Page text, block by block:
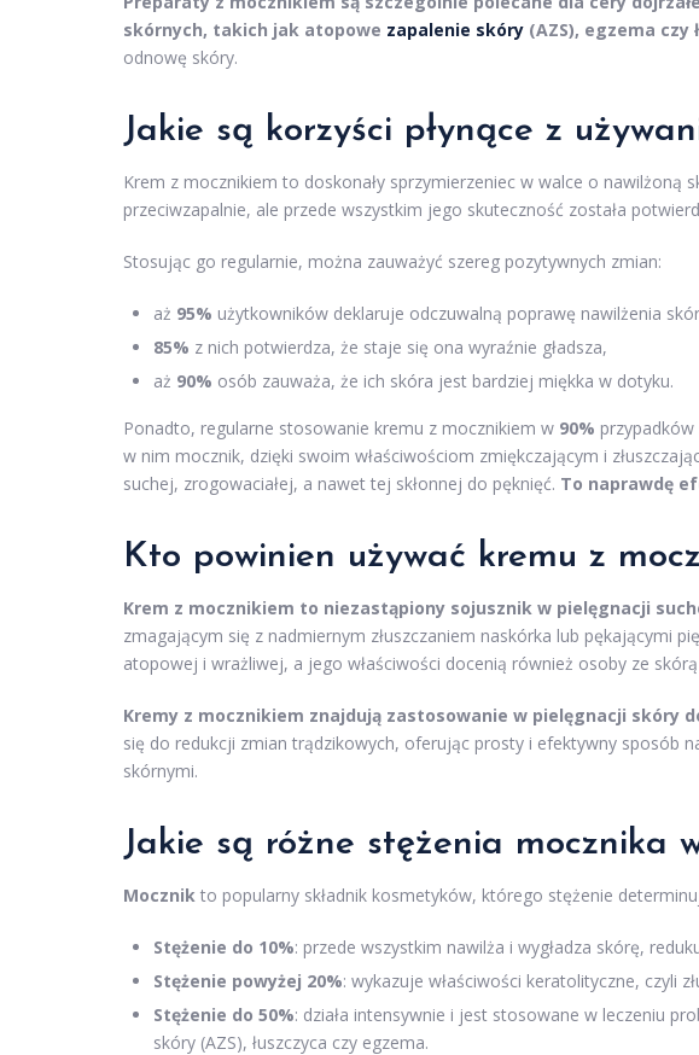
skórnych, takich jak atopowe zapalenie skóry (AZS), egzema czy
odnowę skóry.
Jakie są korzyści płynące z
Krem z mocznikiem to doskonały sprzymierzeniec w walce o nawilżoną
przeciwzapalnie, ale przede wszystkim jego skuteczność została
Stosując go regularnie, można zauważyć szereg pozytywnych zmian:
aż 95% użytkowników deklaruje odczuwalną poprawę nawilżenia
85% z nich potwierdza, że staje się ona wyraźnie gładsza,
aż 90% osób zauważa, że ich skóra jest bardziej miękka w dotyku.
Ponadto, regularne stosowanie kremu z mocznikiem w 90%
w nim mocznik, dzięki swoim właściwościom zmiękczającym i
suchej, zrogowaciałej, a nawet tej skłonnej do pęknięć. To naprawdę
Kto powinien używać kremu z
Krem z mocznikiem to niezastąpiony sojusznik w pielęgnacji
zmagającym się z nadmiernym złuszczaniem naskórka lub pękającymi
atopowej i wrażliwej, a jego właściwości docenią również osoby ze
Kremy z mocznikiem znajdują zastosowanie w pielęgnacji skóry
się do redukcji zmian trądzikowych, oferując prosty i efektywny sposób
skórnymi.
Jakie są różne stężenia mocznika
Mocznik to popularny składnik kosmetyków, którego stężenie
Stężenie do 10%: przede wszystkim nawilża i wygładza skórę,
Stężenie powyżej 20%: wykazuje właściwości keratolityczne, czyli
Stężenie do 50%: działa intensywnie i jest stosowane w leczeniu
skóry (AZS), łuszczyca czy egzema.